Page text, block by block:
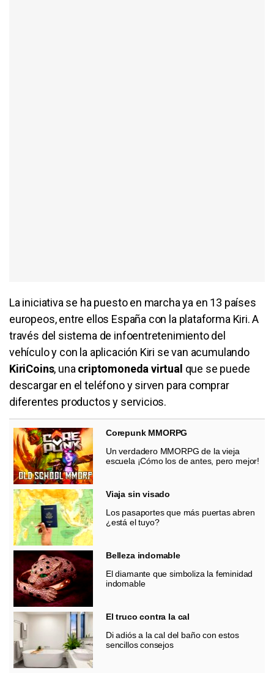
La iniciativa se ha puesto en marcha ya en 13 países
europeos, entre ellos España con la plataforma Kiri. A
través del sistema de infoentretenimiento del
vehículo y con la aplicación Kiri se van acumulando
KiriCoins, una criptomoneda virtual que se puede
descargar en el teléfono y sirven para comprar
diferentes productos y servicios.
Corepunk MMORPG
Un verdadero MMORPG de la vieja
escuela ¡Cómo los de antes, pero mejor!
Viaja sin visado
Los pasaportes que más puertas abren
¿está el tuyo?
Belleza indomable
El diamante que simboliza la feminidad
indomable
El truco contra la cal
Di adiós a la cal del baño con estos
sencillos consejos